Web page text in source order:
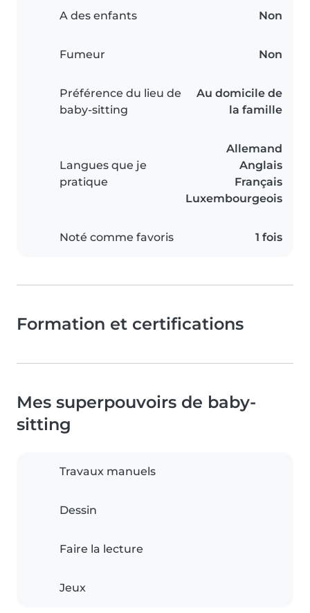
A des enfants Non
Fumeur Non
Préférence du lieu de
baby-sitting
Au domicile de
la famille
Langues que je
pratique
Allemand
Anglais
Français
Luxembourgeois
Noté comme favoris 1 fois
Formation et certifications
Mes superpouvoirs de baby-
sitting
Travaux manuels
Dessin
Faire la lecture
Jeux